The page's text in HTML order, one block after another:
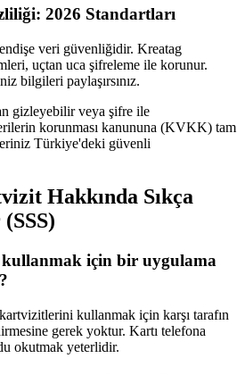
2026 Standartları
veri güvenliğidir. Kreatag
uçtan uca şifreleme ile korunur.
bilgileri paylaşırsınız.
gizleyebilir veya şifre ile
korunması kanununa (KVKK) tam
Türkiye'deki güvenli
Hakkında Sıkça
için bir uygulama
kullanmak için karşı tarafın
gerek yoktur. Kartı telefona
okutmak yeterlidir.